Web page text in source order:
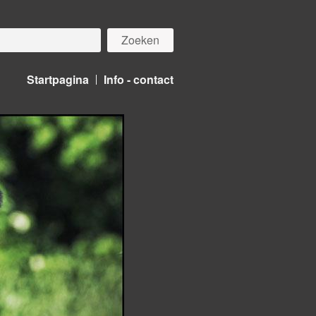
Startpagina Info - contact